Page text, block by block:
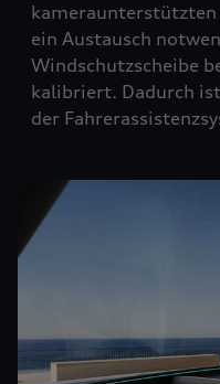
kameraunterstützten
ein Austausch
Windschutzscheibe
kalibriert. Dadurch
der